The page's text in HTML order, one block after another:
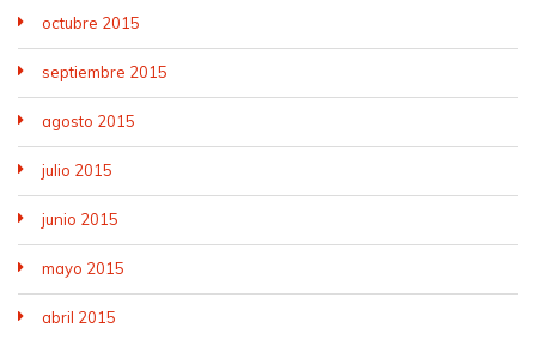
octubre 2015
septiembre 2015
agosto 2015
julio 2015
junio 2015
mayo 2015
abril 2015